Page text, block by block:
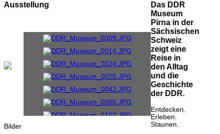
Ausstellung
Bilder
Das DDR
Museum
Pirna in der
Sächsischen
Schweiz
zeigt eine
Reise in
den Alltag
und die
Geschichte
der DDR.
Entdecken.
Erleben.
Staunen.